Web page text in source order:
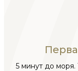
5 минут до моря.